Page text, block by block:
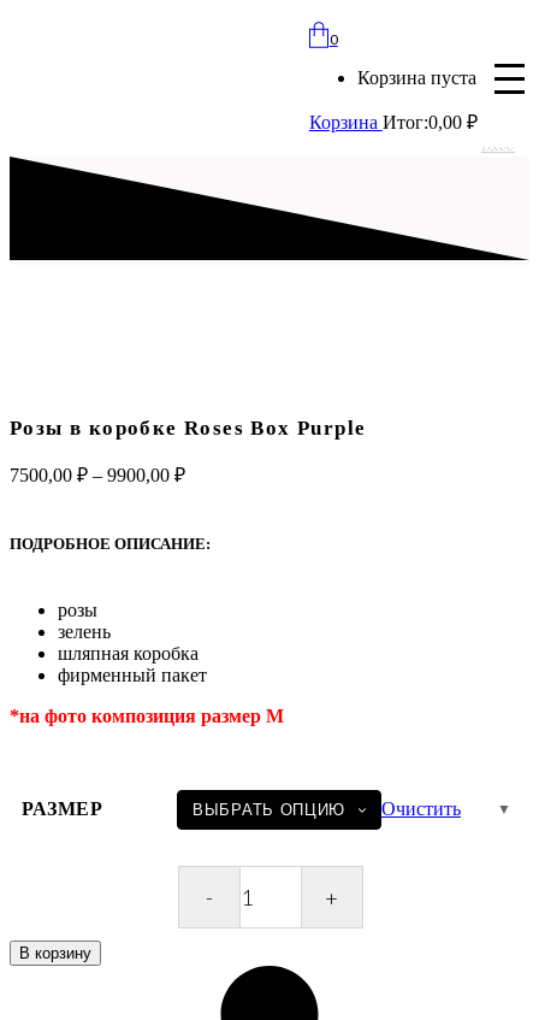
0
Корзина пуста
Корзина Итог:0,00 ₽
Вход
Розы в коробке Roses Box Purple
7500,00 ₽ – 9900,00 ₽Диапазон
–
ПОДРОБНОЕ ОПИСАНИЕ:
розы
зелень
шляпная коробка
фирменный пакет
*на фото композиция размер M
РАЗМЕР Очистить
в
Roses
Purple
В корзину